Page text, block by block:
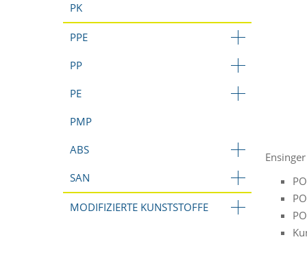
PK
PPE
PP
PE
PMP
ABS
SAN
MODIFIZIERTE KUNSTSTOFFE